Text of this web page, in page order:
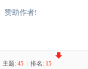
赞助作者!
主题: 45 排名: 15